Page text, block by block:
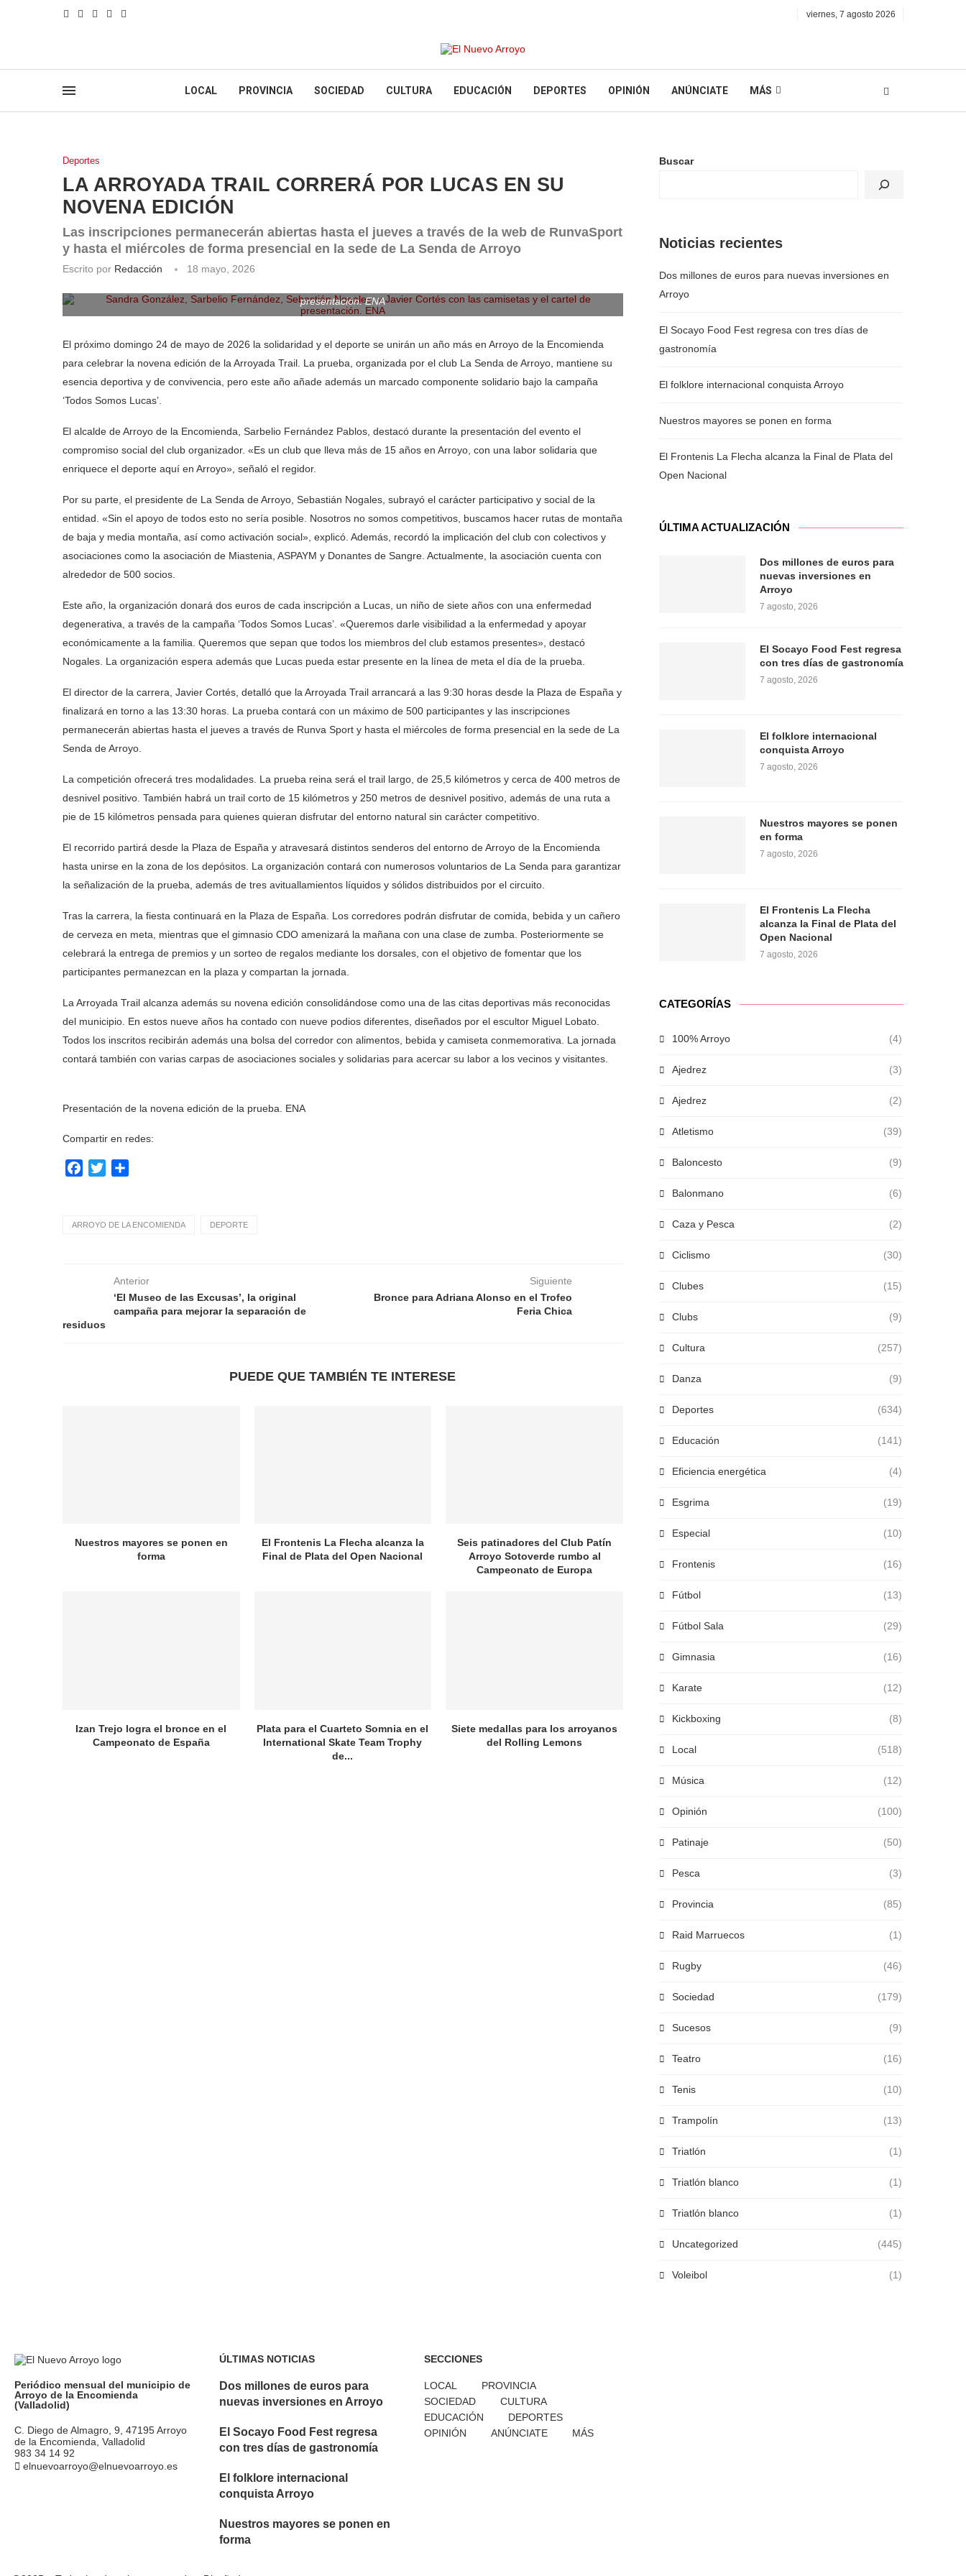
viernes, 7 agosto 2026
LOCAL PROVINCIA SOCIEDAD CULTURA EDUCACIÓN DEPORTES OPINIÓN ANÚNCIATE MÁS
Deportes
LA ARROYADA TRAIL CORRERÁ POR LUCAS EN SU
NOVENA EDICIÓN
Las inscripciones permanecerán abiertas hasta el jueves a través de la web de RunvaSport
y hasta el miércoles de forma presencial en la sede de La Senda de Arroyo
Escrito por Redacción
18 mayo, 2026
presentación. ENA
El próximo domingo 24 de mayo de 2026 la solidaridad y el deporte se unirán un año más en Arroyo de la Encomienda
para celebrar la novena edición de la Arroyada Trail. La prueba, organizada por el club La Senda de Arroyo, mantiene su
esencia deportiva y de convivencia, pero este año añade además un marcado componente solidario bajo la campaña
‘Todos Somos Lucas’.
El alcalde de Arroyo de la Encomienda, Sarbelio Fernández Pablos, destacó durante la presentación del evento el
compromiso social del club organizador. «Es un club que lleva más de 15 años en Arroyo, con una labor solidaria que
enriquece el deporte aquí en Arroyo», señaló el regidor.
Por su parte, el presidente de La Senda de Arroyo, Sebastián Nogales, subrayó el carácter participativo y social de la
entidad. «Sin el apoyo de todos esto no sería posible. Nosotros no somos competitivos, buscamos hacer rutas de montaña
de baja y media montaña, así como activación social», explicó. Además, recordó la implicación del club con colectivos y
asociaciones como la asociación de Miastenia, ASPAYM y Donantes de Sangre. Actualmente, la asociación cuenta con
alrededor de 500 socios.
Este año, la organización donará dos euros de cada inscripción a Lucas, un niño de siete años con una enfermedad
degenerativa, a través de la campaña ‘Todos Somos Lucas’. «Queremos darle visibilidad a la enfermedad y apoyar
económicamente a la familia. Queremos que sepan que todos los miembros del club estamos presentes», destacó
Nogales. La organización espera además que Lucas pueda estar presente en la línea de meta el día de la prueba.
El director de la carrera, Javier Cortés, detalló que la Arroyada Trail arrancará a las 9:30 horas desde la Plaza de España y
finalizará en torno a las 13:30 horas. La prueba contará con un máximo de 500 participantes y las inscripciones
permanecerán abiertas hasta el jueves a través de Runva Sport y hasta el miércoles de forma presencial en la sede de La
Senda de Arroyo.
La competición ofrecerá tres modalidades. La prueba reina será el trail largo, de 25,5 kilómetros y cerca de 400 metros de
desnivel positivo. También habrá un trail corto de 15 kilómetros y 250 metros de desnivel positivo, además de una ruta a
pie de 15 kilómetros pensada para quienes quieran disfrutar del entorno natural sin carácter competitivo.
El recorrido partirá desde la Plaza de España y atravesará distintos senderos del entorno de Arroyo de la Encomienda
hasta unirse en la zona de los depósitos. La organización contará con numerosos voluntarios de La Senda para garantizar
la señalización de la prueba, además de tres avituallamientos líquidos y sólidos distribuidos por el circuito.
Tras la carrera, la fiesta continuará en la Plaza de España. Los corredores podrán disfrutar de comida, bebida y un cañero
de cerveza en meta, mientras que el gimnasio CDO amenizará la mañana con una clase de zumba. Posteriormente se
celebrará la entrega de premios y un sorteo de regalos mediante los dorsales, con el objetivo de fomentar que los
participantes permanezcan en la plaza y compartan la jornada.
La Arroyada Trail alcanza además su novena edición consolidándose como una de las citas deportivas más reconocidas
del municipio. En estos nueve años ha contado con nueve podios diferentes, diseñados por el escultor Miguel Lobato.
Todos los inscritos recibirán además una bolsa del corredor con alimentos, bebida y camiseta conmemorativa. La jornada
contará también con varias carpas de asociaciones sociales y solidarias para acercar su labor a los vecinos y visitantes.
Presentación de la novena edición de la prueba. ENA
Compartir en redes:
Facebook
Twitter
ARROYO DE LA ENCOMIENDA DEPORTE
Anterior
‘El Museo de las Excusas’, la original
campaña para mejorar la separación de
residuos
Siguiente
Bronce para Adriana Alonso en el Trofeo
Feria Chica
PUEDE QUE TAMBIÉN TE INTERESE
Nuestros mayores se ponen en
forma
El Frontenis La Flecha alcanza la
Final de Plata del Open Nacional
Seis patinadores del Club Patín
Arroyo Sotoverde rumbo al
Campeonato de Europa
Izan Trejo logra el bronce en el
Campeonato de España
Plata para el Cuarteto Somnia en el
International Skate Team Trophy
de...
Siete medallas para los arroyanos
del Rolling Lemons
Buscar
Noticias recientes
Dos millones de euros para nuevas inversiones en
Arroyo
El Socayo Food Fest regresa con tres días de
gastronomía
El folklore internacional conquista Arroyo
Nuestros mayores se ponen en forma
El Frontenis La Flecha alcanza la Final de Plata del
Open Nacional
ÚLTIMA ACTUALIZACIÓN
Dos millones de euros para
nuevas inversiones en
Arroyo
7 agosto, 2026
El Socayo Food Fest regresa
con tres días de gastronomía
7 agosto, 2026
El folklore internacional
conquista Arroyo
7 agosto, 2026
Nuestros mayores se ponen
en forma
7 agosto, 2026
El Frontenis La Flecha
alcanza la Final de Plata del
Open Nacional
7 agosto, 2026
CATEGORÍAS
100% Arroyo (4)
Ajedrez (3)
Ajedrez (2)
Atletismo (39)
Baloncesto (9)
Balonmano (6)
Caza y Pesca (2)
Ciclismo (30)
Clubes (15)
Clubs (9)
Cultura (257)
Danza (9)
Deportes (634)
Educación (141)
Eficiencia energética (4)
Esgrima (19)
Especial (10)
Frontenis (16)
Fútbol (13)
Fútbol Sala (29)
Gimnasia (16)
Karate (12)
Kickboxing (8)
Local (518)
Música (12)
Opinión (100)
Patinaje (50)
Pesca (3)
Provincia (85)
Raid Marruecos (1)
Rugby (46)
Sociedad (179)
Sucesos (9)
Teatro (16)
Tenis (10)
Trampolín (13)
Triatlón (1)
Triatlón blanco (1)
Triatlón blanco (1)
Uncategorized (445)
Voleibol (1)
Periódico mensual del municipio de
Arroyo de la Encomienda
(Valladolid)
C. Diego de Almagro, 9, 47195 Arroyo
de la Encomienda, Valladolid
983 34 14 92
elnuevoarroyo@elnuevoarroyo.es
ÚLTIMAS NOTICIAS
Dos millones de euros para
nuevas inversiones en Arroyo
El Socayo Food Fest regresa
con tres días de gastronomía
El folklore internacional
conquista Arroyo
Nuestros mayores se ponen en
forma
SECCIONES
LOCAL
PROVINCIA
SOCIEDAD
CULTURA
EDUCACIÓN
DEPORTES
OPINIÓN
ANÚNCIATE MÁS